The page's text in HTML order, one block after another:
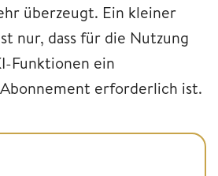
überzeugt. Ein kleiner
nur, dass für die Nutzung
Funktionen ein
erforderlich ist.